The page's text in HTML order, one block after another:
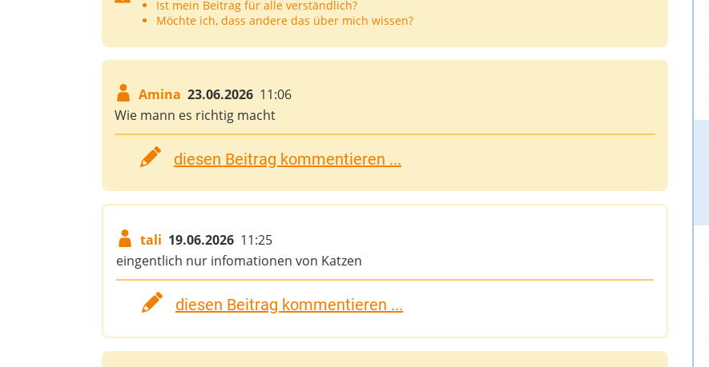
Ist mein Beitrag für alle verständlich?
Möchte ich, dass andere das über mich wissen?
Amina 23.06.2026 11:06
Wie mann es richtig macht
diesen Beitrag kommentieren ...
tali 19.06.2026 11:25
eingentlich nur infomationen von Katzen
diesen Beitrag kommentieren ...